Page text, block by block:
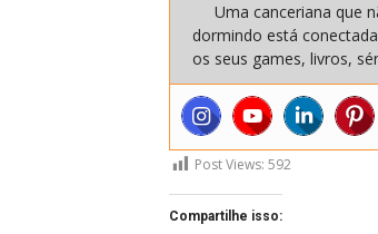
Uma canceriana que
dormindo está
os seus games, livros,
Post Views: 592
Compartilhe isso: